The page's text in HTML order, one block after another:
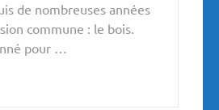
de nombreuses années
commune : le bois.
pour …